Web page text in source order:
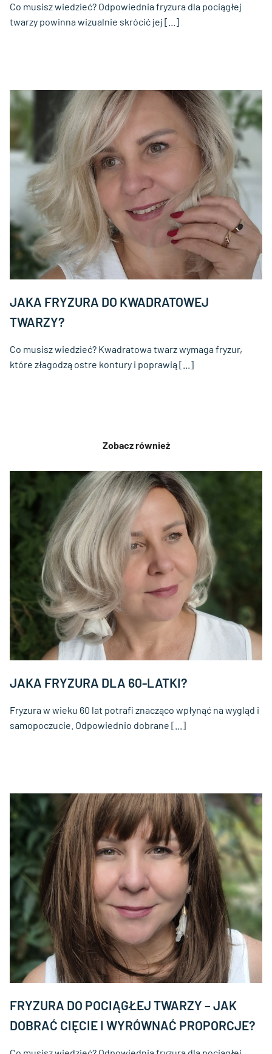
Co musisz wiedzieć? Odpowiednia fryzura dla pociągłej
twarzy powinna wizualnie skrócić jej [...]
JAKA FRYZURA DO KWADRATOWEJ
TWARZY?
Co musisz wiedzieć? Kwadratowa twarz wymaga fryzur,
które złagodzą ostre kontury i poprawią [...]
Zobacz również
JAKA FRYZURA DLA 60-LATKI?
Fryzura w wieku 60 lat potrafi znacząco wpłynąć na wygląd i
samopoczucie. Odpowiednio dobrane [...]
FRYZURA DO POCIĄGŁEJ TWARZY – JAK
DOBRAĆ CIĘCIE I WYRÓWNAĆ PROPORCJE?